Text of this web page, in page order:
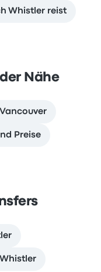
Whistler reist
Nähe
Preise